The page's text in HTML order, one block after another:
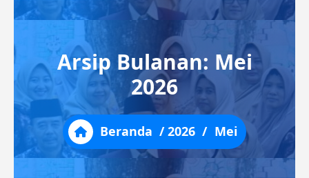
Arsip Bulanan: Mei
2026
Beranda /2026 / Mei